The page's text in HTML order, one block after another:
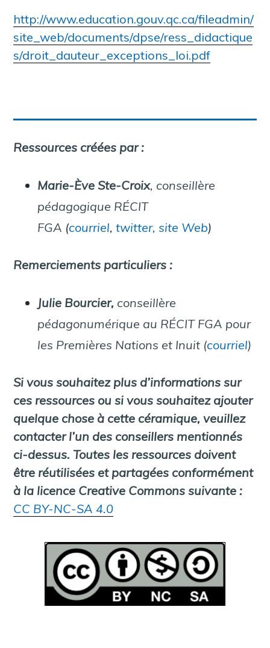
http://www.education.gouv.qc.ca/fileadmin/
site_web/documents/dpse/ress_didactique
s/droit_dauteur_exceptions_loi.pdf
Ressources créées par :
Marie-Ève Ste-Croix, conseillère
pédagogique RÉCIT
FGA (courriel,twitter, site Web)
Remerciements particuliers :
Julie Bourcier, conseillère
pédagonumérique au RÉCIT FGA pour
les Premières Nations et Inuit (courriel)
Si vous souhaitez plus d’informations sur
ces ressources ou si vous souhaitez ajouter
quelque chose à cette céramique, veuillez
contacter l’un des conseillers mentionnés
ci-dessus. Toutes les ressources doivent
être réutilisées et partagées conformément
à la licence Creative Commons suivante :
CC BY-NC-SA 4.0